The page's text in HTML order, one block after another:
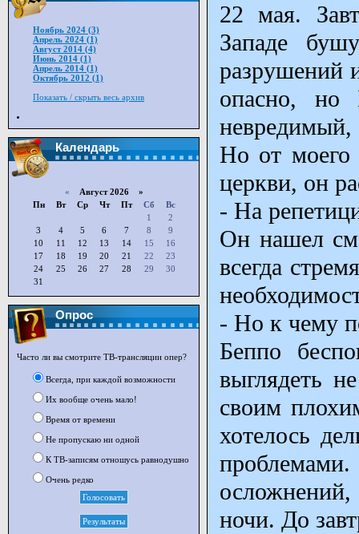
22 мая.
Западе
разрушений
опасно,
невредимый,
Но от моего
церкви, он
- На
Он нашел
всегда
- Но к чему
Беппо
выглядеть
своим
хотелось
ночи. До
Ноябрь 2024 (3)
Апрель 2024 (1)
Август 2014 (4)
Июнь 2014 (1)
Апрель 2014 (1)
Октябрь 2012 (1)
Показать / скрыть весь архив
Календарь
« Август 2026 »
Пн
Вт Ср Чт Пт Сб
Вс
1
2
3
4 5 6 7 8
9
10
11 12 13 14 15
16
17
18 19 20 21 22
23
24
25 26 27 28 29
30
31
Опрос
Часто ли вы смотрите ТВ-трансляции опер?
Всегда, при каждой возможности
Их вообще очень мало!
Время от времени
Не пропускаю ни одной
К ТВ-записям отношусь равнодушно
Очень редко